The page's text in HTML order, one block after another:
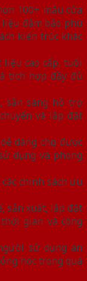
100+ mẫu cửa
đảm bảo phù
kiến trúc khác
cao cấp, tuổi
tích hợp đầy đủ
sẵn sàng hỗ trợ
và lắp đặt
dàng chọn được
dụng và phong
chính sách ưu
sản xuất, lắp đặt
gian và công
sử dụng an
hóc trong quá